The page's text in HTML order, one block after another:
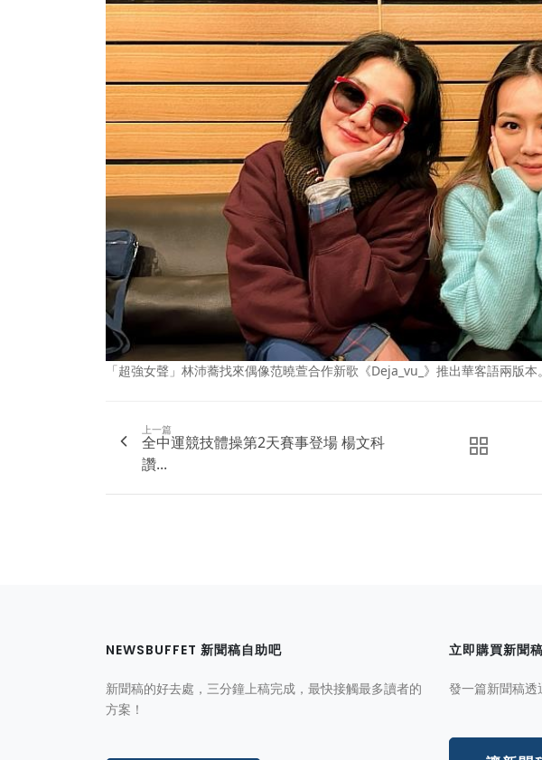
「超強女聲」林沛蕎找來偶像范曉萱合作新歌《Deja_vu_》推出華客語兩版本。
上一篇
全中運競技體操第2天賽事登場 楊文科
讚...
NEWSBUFFET 新聞稿自助吧
新聞稿的好去處，三分鐘上稿完成，最快接觸最多讀者的
方案！
立即購買新聞
發一篇新聞稿透